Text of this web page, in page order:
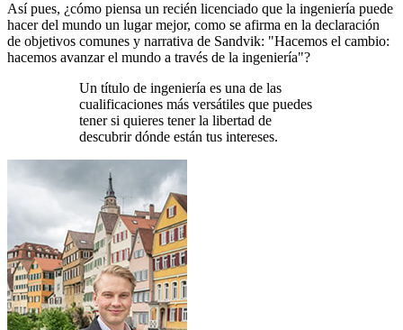
Así pues, ¿cómo piensa un recién licenciado que la ingeniería puede
hacer del mundo un lugar mejor, como se afirma en la declaración
de objetivos comunes y narrativa de Sandvik: "Hacemos el cambio:
hacemos avanzar el mundo a través de la ingeniería"?
Un título de ingeniería es una de las
cualificaciones más versátiles que puedes
tener si quieres tener la libertad de
descubrir dónde están tus intereses.